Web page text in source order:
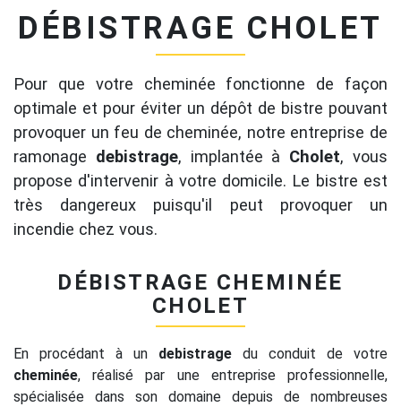
DÉBISTRAGE CHOLET
Pour que votre cheminée fonctionne de façon
optimale et pour éviter un dépôt de bistre pouvant
provoquer un feu de cheminée, notre entreprise de
ramonage debistrage, implantée à Cholet, vous
propose d'intervenir à votre domicile. Le bistre est
très dangereux puisqu'il peut provoquer un
incendie chez vous.
DÉBISTRAGE CHEMINÉE
CHOLET
En procédant à un debistrage du conduit de votre
cheminée, réalisé par une entreprise professionnelle,
spécialisée dans son domaine depuis de nombreuses